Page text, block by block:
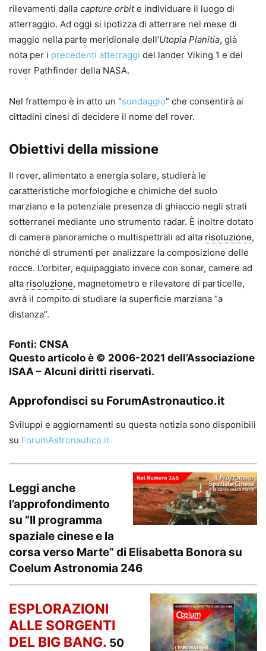
rilevamenti dalla capture orbite individuare il luogo di
atterraggio. Ad oggi si ipotizza di atterrare nel mese di
maggio nella parte meridionale dell’Utopia Planitia, già
nota per i precedenti atterraggi del lander Viking 1 e del
rover Pathfinder della NASA.
Nel frattempo è in atto un “sondaggio” che consentirà ai
cittadini cinesi di decidere il nome del rover.
Obiettivi della missione
Il rover, alimentato a energia solare, studierà le
caratteristiche morfologiche e chimiche del suolo
marziano e la potenziale presenza di ghiaccio negli strati
sotterranei mediante uno strumento radar. È inoltre dotato
di camere panoramiche o multispettrali ad alta risoluzione,
nonché di strumenti per analizzare la composizione delle
rocce. L’orbiter, equipaggiato invece con sonar, camere ad
alta risoluzione, magnetometro e rilevatore di particelle,
avrà il compito di studiare la superficie marziana “a
distanza”.
Fonti: CNSA
Questo articolo è © 2006-2021 dell’Associazione
ISAA – Alcuni diritti riservati.
Approfondisci su ForumAstronautico.it
Sviluppi e aggiornamenti su questa notizia sono disponibili
su ForumAstronautico.it
Leggi anche
l’approfondimento
su “Il programma
spaziale cinese e la
corsa verso Marte” di Elisabetta Bonora su
Coelum Astronomia 246
ESPLORAZIONI
ALLE SORGENTI
DEL BIG BANG. 50